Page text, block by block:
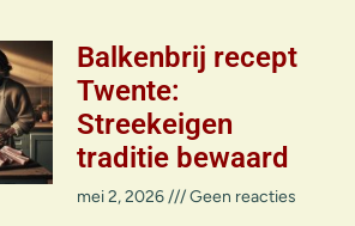
Balkenbrij recept
Twente:
Streekeigen
traditie bewaard
mei 2, 2026 Geen reacties